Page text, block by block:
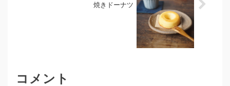
焼きドーナツ
コメント